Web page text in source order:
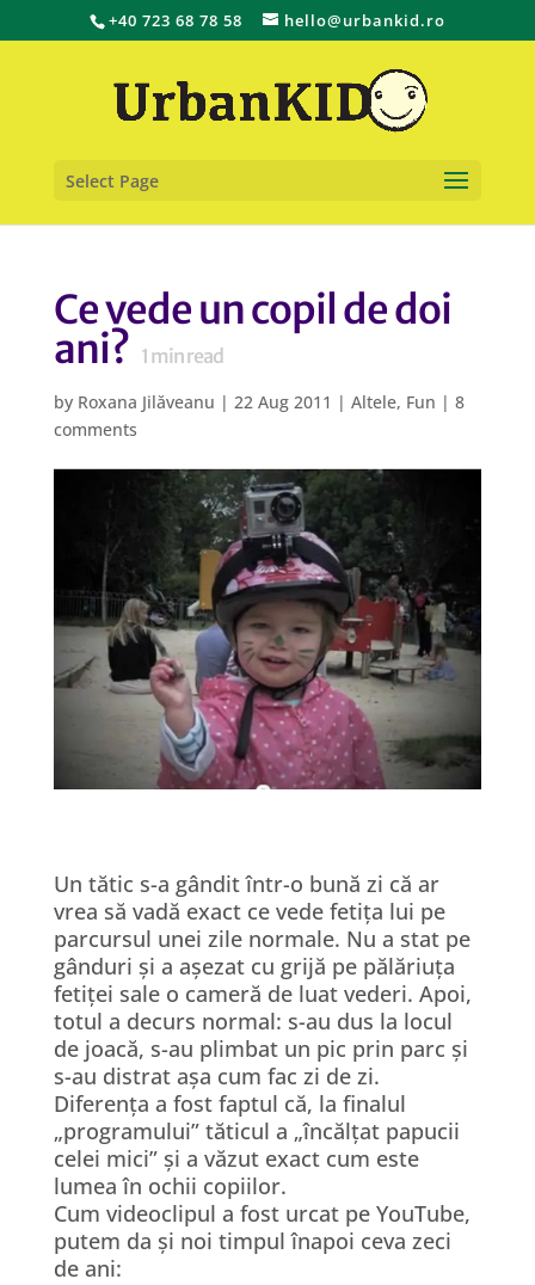
+40 723 68 78 58 hello@urbankid.ro
Select Page
Ce vede un copil de doi
ani? 1 min read
by Roxana Jilăveanu | 22 Aug 2011 | Altele, Fun | 8
comments
Un tătic s-a gândit într-o bună zi că ar
vrea să vadă exact ce vede fetița lui pe
parcursul unei zile normale. Nu a stat pe
gânduri și a așezat cu grijă pe pălăriuța
fetiței sale o cameră de luat vederi. Apoi,
totul a decurs normal: s-au dus la locul
de joacă, s-au plimbat un pic prin parc și
s-au distrat așa cum fac zi de zi.
Diferența a fost faptul că, la finalul
„programului” tăticul a „încălțat papucii
celei mici” și a văzut exact cum este
lumea în ochii copiilor.
Cum videoclipul a fost urcat pe YouTube,
putem da și noi timpul înapoi ceva zeci
de ani: